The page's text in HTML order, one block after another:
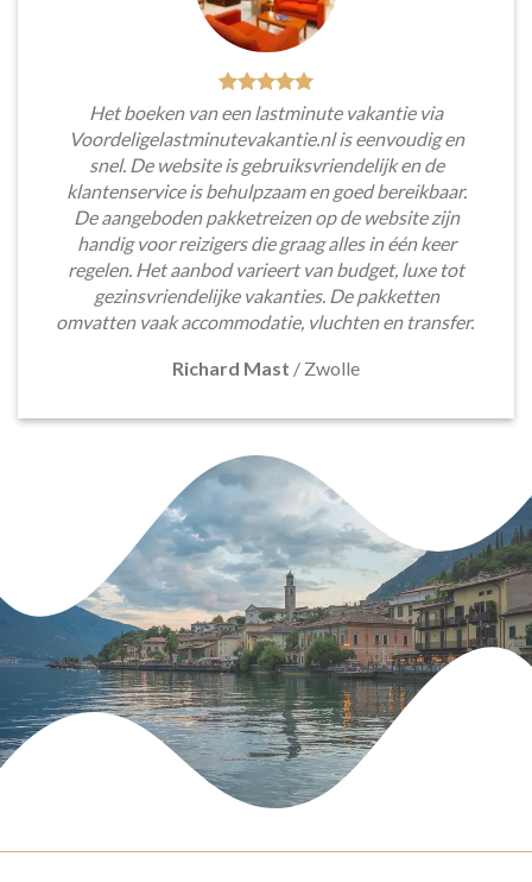
Het boeken van een lastminute vakantie via
Voordeligelastminutevakantie.nl is eenvoudig en
snel. De website is gebruiksvriendelijk en de
klantenservice is behulpzaam en goed bereikbaar.
De aangeboden pakketreizen op de website zijn
handig voor reizigers die graag alles in één keer
regelen. Het aanbod varieert van budget, luxe tot
gezinsvriendelijke vakanties. De pakketten
omvatten vaak accommodatie, vluchten en transfer.
Richard Mast / Zwolle